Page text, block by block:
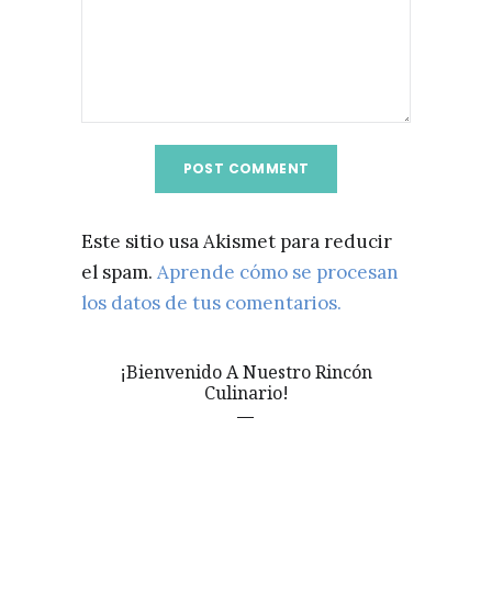
Este sitio usa Akismet para reducir
el spam. Aprende cómo se procesan
los datos de tus comentarios.
¡Bienvenido A Nuestro Rincón
Culinario!